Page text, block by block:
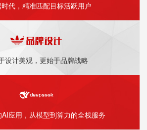
代，精准匹配目标活跃用户
设计美观，更始于品牌战略
应用，从模型到算力的全栈服务